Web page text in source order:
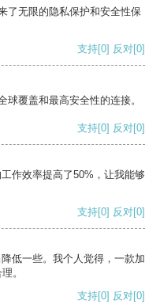
了无限的隐私保护和安全性保
支持[0] 反对[0]
覆盖和最高安全性的连接。
支持[0] 反对[0]
作效率提高了50%，让我能够
支持[0] 反对[0]
低一些。我个人觉得，一款加
。
支持[0] 反对[0]